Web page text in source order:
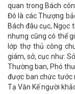
quan trong Bách
Đó là các Thượng
Bách đâu cục, Ngọc
nhưng cũng có thể
lớp thợ thủ công
giám, sở, cục như:
Thường ban, Phó
được ban chức tước
Tạ Văn Kế người